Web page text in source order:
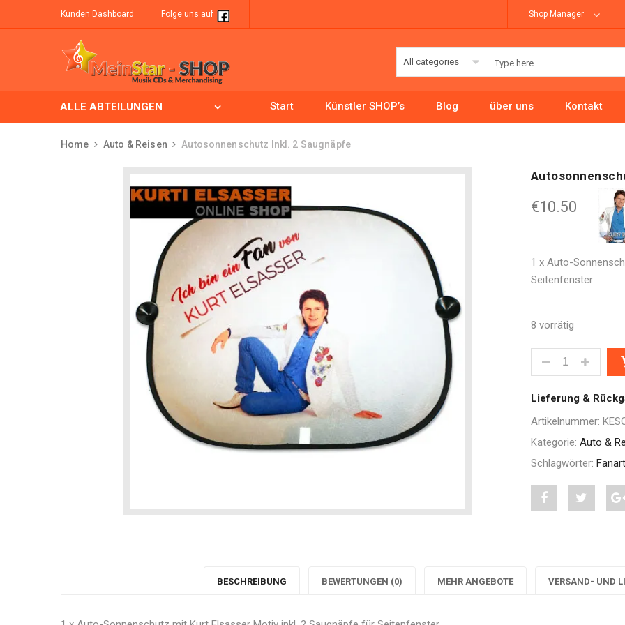
Kunden Dashboard Folge uns auf Shop Manager
All categories
ALLE ABTEILUNGEN Start Künstler SHOP’s Blog über uns Kontakt
Home Auto & Reisen Autosonnenschutz Inkl. 2 Saugnäpfe
€10.50
1 x Auto-
Seitenfenster
8 vorrätig
Lieferung &
Artikelnummer:
Kategorie: Auto &
Schlagwörter:
Share
2
Post
inkl. 2
BESCHREIBUNG BEWERTUNGEN (0) MEHR ANGEBOTE VERSAND- UND